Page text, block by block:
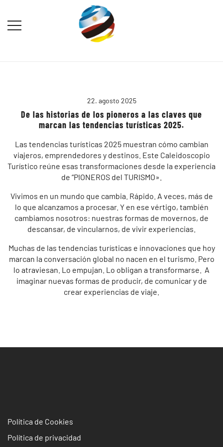
contenido
22. agosto 2025
De las historias de los pioneros a las claves que
marcan las tendencias turísticas 2025.
Las tendencias turísticas 2025 muestran cómo cambian
viajeros, emprendedores y destinos. Este Caleidoscopio
Turístico reúne esas transformaciones desde la experiencia
de “PIONEROS del TURISMO».
Vivimos en un mundo que cambia. Rápido. A veces, más de
lo que alcanzamos a procesar. Y en ese vértigo, también
cambiamos nosotros: nuestras formas de movernos, de
descansar, de vincularnos, de vivir experiencias.
Muchas de las tendencias turísticas e innovaciones que hoy
marcan la conversación global no nacen en el turismo. Pero
lo atraviesan. Lo empujan. Lo obligan a transformarse. A
imaginar nuevas formas de producir, de comunicar y de
crear experiencias de viaje.
Política de Cookies
Política de privacidad